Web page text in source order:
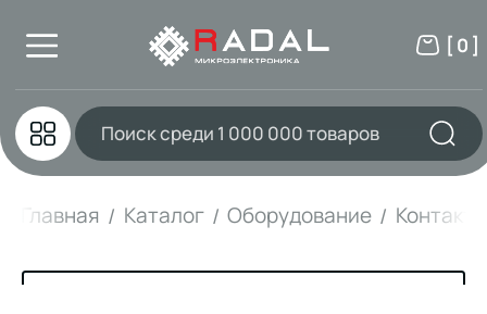
[ 0 ]
Главная Каталог Оборудование